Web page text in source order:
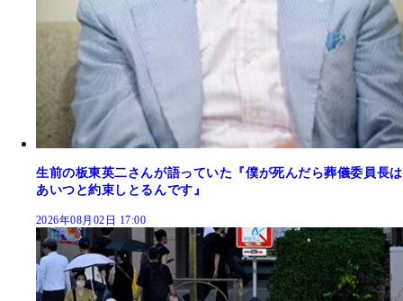
生前の板東英二さんが語っていた『僕が死んだら葬儀委員長は
あいつと約束しとるんです』
2026年08月02日 17:00